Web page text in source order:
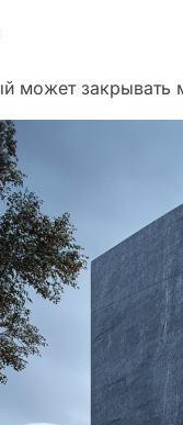
закрывать